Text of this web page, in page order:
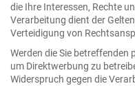
die Ihre Interessen, Rechte
Verarbeitung dient der
Verteidigung von
Werden die Sie betreffenden
um Direktwerbung zu
Widerspruch gegen die